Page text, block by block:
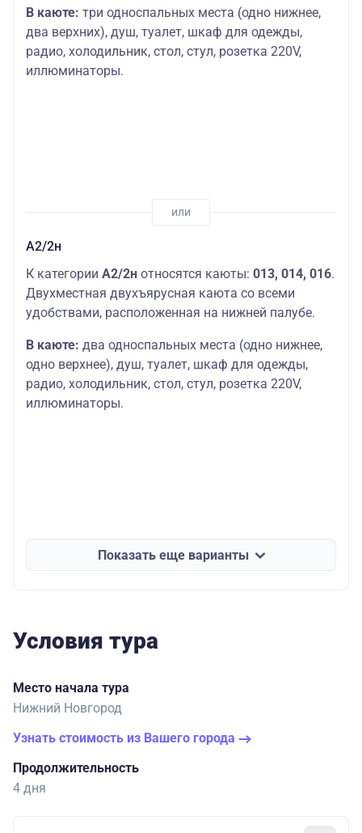
В каюте: три односпальных места (одно нижнее,
два верхних), душ, туалет, шкаф для одежды,
радио, холодильник, стол, стул, розетка 220V,
иллюминаторы.
А2/2н
К категории А2/2н относятся каюты: 013, 014, 016.
Двухместная двухъярусная каюта со всеми
удобствами, расположенная на нижней палубе.
В каюте: два односпальных места (одно нижнее,
одно верхнее), душ, туалет, шкаф для одежды,
радио, холодильник, стол, стул, розетка 220V,
иллюминаторы.
Показать еще варианты
Условия тура
Место начала тура
Нижний Новгород
Узнать стоимость из Вашего города
Продолжительность
4 дня